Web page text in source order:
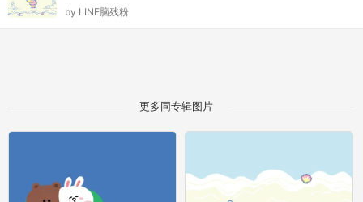
by LINE脑残粉
更多同专辑图片